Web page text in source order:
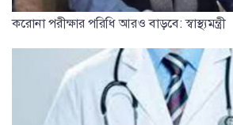
করোনা পরীক্ষার পরিধি আরও বাড়বে: স্বাস্থ্যমন্ত্রী